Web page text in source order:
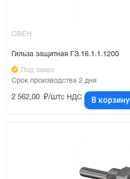
ОВЕН
Гильза защитная ГЗ.16.1.1.1200
Под заказ
Срок производства 2 дня
2 562,00 ₽/штс НДС В корзину